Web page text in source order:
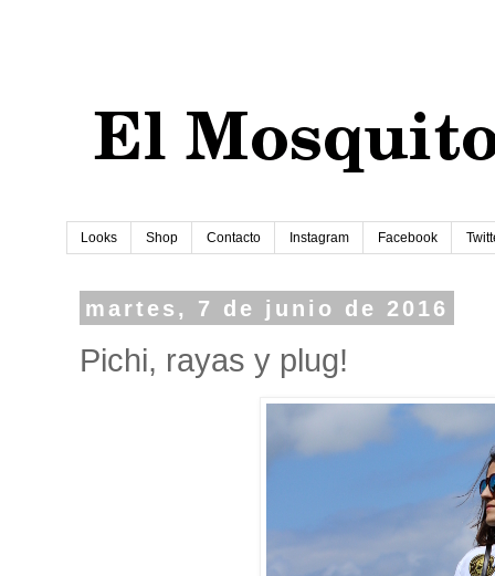
Looks Shop Contacto Instagram Facebook
martes, 7 de junio de 2016
Pichi, rayas y plug!